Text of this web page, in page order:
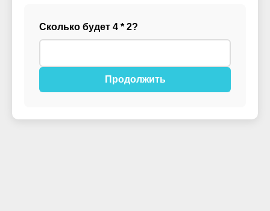
Сколько будет 4 * 2?
Продолжить